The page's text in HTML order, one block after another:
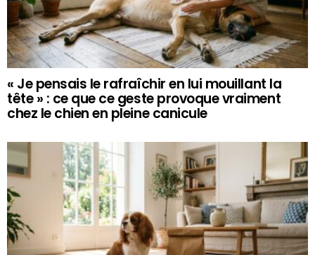
« Je pensais le rafraîchir en lui mouillant la
tête » : ce que ce geste provoque vraiment
chez le chien en pleine canicule